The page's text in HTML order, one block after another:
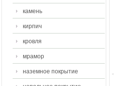
камень
кирпич
кровля
мрамор
наземное покрытие